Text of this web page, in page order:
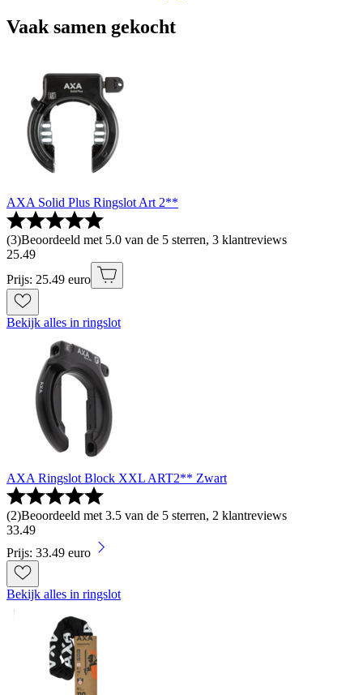
Vaak samen gekocht
AXA Solid Plus Ringslot Art 2**
(3)Beoordeeld met 5.0 van de 5 sterren, 3 klantreviews
25.49
Prijs: 25.49 euro
Bekijk alles in ringslot
AXA Ringslot Block XXL ART2** Zwart
(2)Beoordeeld met 3.5 van de 5 sterren, 2 klantreviews
33.49
Prijs: 33.49 euro
Bekijk alles in ringslot